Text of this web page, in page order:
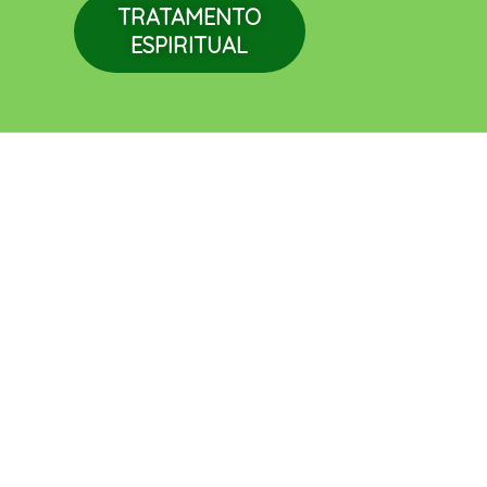
TRATAMENTO
ESPIRITUAL